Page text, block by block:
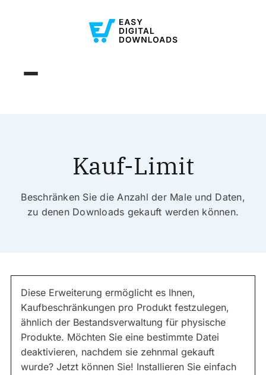
Kauf-Limit
Beschränken Sie die Anzahl der Male und Daten,
zu denen Downloads gekauft werden können.
Diese Erweiterung ermöglicht es Ihnen,
Kaufbeschränkungen pro Produkt festzulegen,
ähnlich der Bestandsverwaltung für physische
Produkte. Möchten Sie eine bestimmte Datei
deaktivieren, nachdem sie zehnmal gekauft
wurde? Jetzt können Sie! Installieren Sie einfach